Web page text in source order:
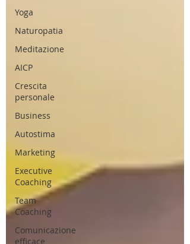
Yoga
Naturopatia
Meditazione
AICP
Crescita
personale
Business
Autostima
Marketing
Executive
Coaching
Team
Coaching
Comunicazione
efficace